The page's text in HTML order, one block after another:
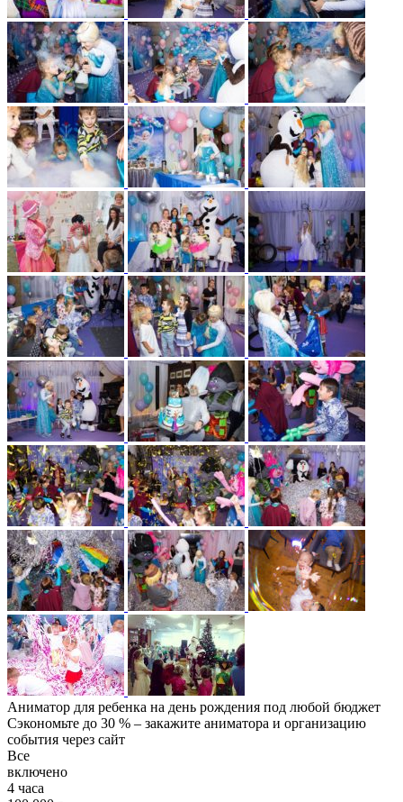
Аниматор для ребенка на день рождения под любой бюджет
Сэкономьте до 30 % – закажите аниматора и организацию
события через сайт
Все
включено
4 часа